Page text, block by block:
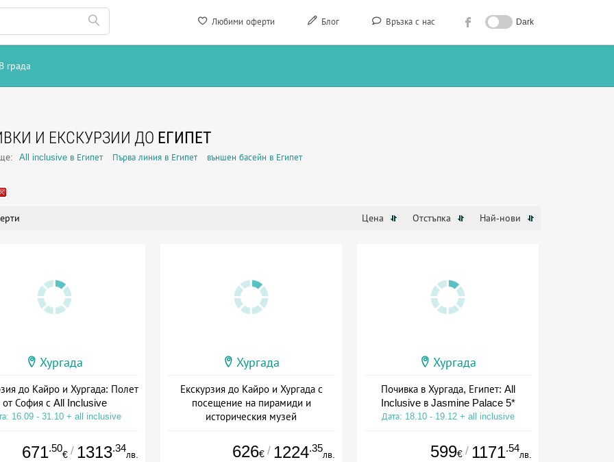
Любими оферти Блог Връзка с нас Dark
В града
И ЕКСКУРЗИИ ДО ЕГИПЕТ
All inclusive в Египет Първа линия в Египет външен басейн в Египет
Цена Отстъпка Най-нови
Хургада
до Кайро и Хургада: Полет
от София с All Inclusive
16.09 - 31.10 + all inclusive
671.50
€ / 1313.34
лв.
Хургада
Екскурзия до Кайро и Хургада с
посещение на пирамиди и
историческия музей
626€ / 1224.35
лв.
Хургада
Почивка в Хургада, Египет: All
Inclusive в Jasmine Palace 5*
Дата: 18.10 - 19.12 + all inclusive
599€ / 1171.54
лв.